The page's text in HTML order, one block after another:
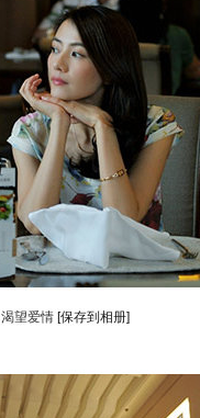
渴望爱情 [保存到相册]